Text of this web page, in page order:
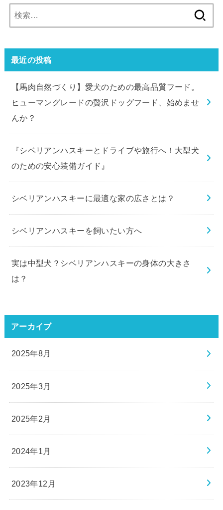
索:
最近の投稿
【馬肉自然づくり】愛犬のための最高品質フード。
ヒューマングレードの贅沢ドッグフード、始めませ
んか？
『シベリアンハスキーとドライブや旅行へ！大型犬
のための安心装備ガイド』
シベリアンハスキーに最適な家の広さとは？
シベリアンハスキーを飼いたい方へ
実は中型犬？シベリアンハスキーの身体の大きさ
は？
アーカイブ
2025年8月
2025年3月
2025年2月
2024年1月
2023年12月